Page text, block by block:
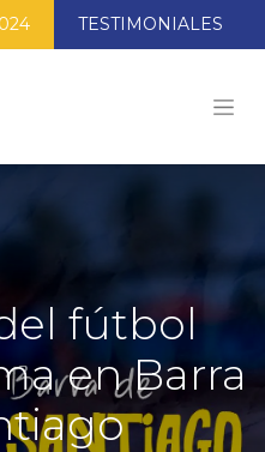
TESTIMONIALES
fútbol
en Barra